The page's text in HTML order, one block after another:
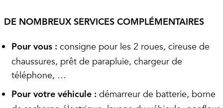
DE NOMBREUX SERVICES COMPLÉMENTAIRES
Pour vous : consigne pour les 2 roues, cireuse de
chaussures, prêt de parapluie, chargeur de
téléphone, …
Pour votre véhicule : démarreur de batterie, borne